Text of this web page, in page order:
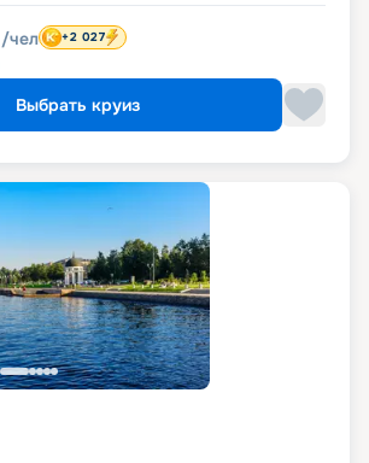
/чел +2 027
Выбрать круиз